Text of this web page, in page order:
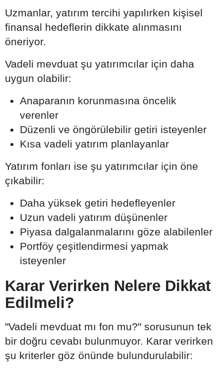
Uzmanlar, yatırım tercihi yapılırken kişisel
finansal hedeflerin dikkate alınmasını
öneriyor.
Vadeli mevduat şu yatırımcılar için daha
uygun olabilir:
Anaparanın korunmasına öncelik
verenler
Düzenli ve öngörülebilir getiri isteyenler
Kısa vadeli yatırım planlayanlar
Yatırım fonları ise şu yatırımcılar için öne
çıkabilir:
Daha yüksek getiri hedefleyenler
Uzun vadeli yatırım düşünenler
Piyasa dalgalanmalarını göze alabilenler
Portföy çeşitlendirmesi yapmak
isteyenler
Karar Verirken Nelere Dikkat
Edilmeli?
"Vadeli mevduat mı fon mu?" sorusunun tek
bir doğru cevabı bulunmuyor. Karar verirken
şu kriterler göz önünde bulundurulabilir: